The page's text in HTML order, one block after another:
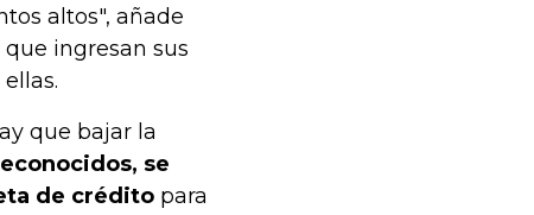
altos", añade
ingresan sus
que bajar la
se
de crédito para